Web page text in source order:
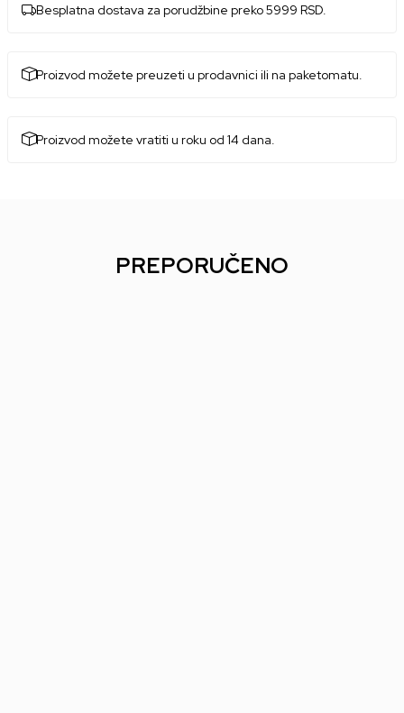
Besplatna dostava za porudžbine preko 5999 RSD.
Proizvod možete preuzeti u prodavnici ili na paketomatu.
Proizvod možete vratiti u roku od 14 dana.
PREPORUČENO